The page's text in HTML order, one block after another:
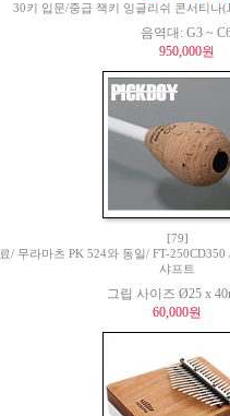
30키 입문/중급 잭키 잉글리쉬 콘서티나
음역대: G3 ~
950,000원
[79]
/ 무라마츠 PK 524와 동일/ FT-
샤프트
그립 사이즈 Ø25 x
60,000원